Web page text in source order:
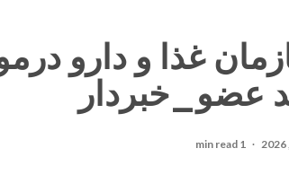
غذا و دارو
عضو_خبردار
1 min read